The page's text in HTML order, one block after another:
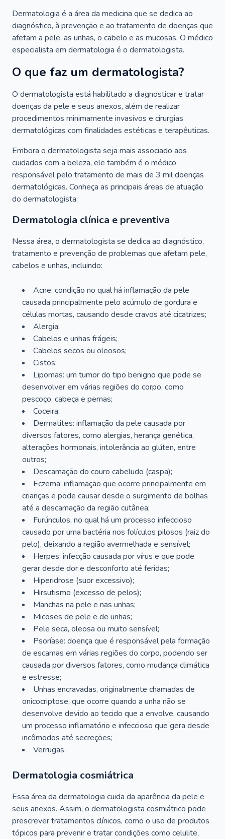
Dermatologia é a área da medicina que se dedica ao
diagnóstico, à prevenção e ao tratamento de doenças que
afetam a pele, as unhas, o cabelo e as mucosas. O médico
especialista em dermatologia é o dermatologista.
O que faz um dermatologista?
O dermatologista está habilitado a diagnosticar e tratar
doenças da pele e seus anexos, além de realizar
procedimentos minimamente invasivos e cirurgias
dermatológicas com finalidades estéticas e terapêuticas.
Embora o dermatologista seja mais associado aos
cuidados com a beleza, ele também é o médico
responsável pelo tratamento de mais de 3 mil doenças
dermatológicas. Conheça as principais áreas de atuação
do dermatologista:
Dermatologia clínica e preventiva
Nessa área, o dermatologista se dedica ao diagnóstico,
tratamento e prevenção de problemas que afetam pele,
cabelos e unhas, incluindo:
Acne: condição no qual há inflamação da pele
causada principalmente pelo acúmulo de gordura e
células mortas, causando desde cravos até cicatrizes;
Alergia;
Cabelos e unhas frágeis;
Cabelos secos ou oleosos;
Cistos;
Lipomas: um tumor do tipo benigno que pode se
desenvolver em várias regiões do corpo, como
pescoço, cabeça e pernas;
Coceira;
Dermatites: inflamação da pele causada por
diversos fatores, como alergias, herança genética,
alterações hormonais, intolerância ao glúten, entre
outros;
Descamação do couro cabeludo (caspa);
Eczema: inflamação que ocorre principalmente em
crianças e pode causar desde o surgimento de bolhas
até a descamação da região cutânea;
Furúnculos, no qual há um processo infeccioso
causado por uma bactéria nos folículos pilosos (raiz do
pelo), deixando a região avermelhada e sensível;
Herpes: infecção causada por vírus e que pode
gerar desde dor e desconforto até feridas;
Hiperidrose (suor excessivo);
Hirsutismo (excesso de pelos);
Manchas na pele e nas unhas;
Micoses de pele e de unhas;
Pele seca, oleosa ou muito sensível;
Psoríase: doença que é responsável pela formação
de escamas em várias regiões do corpo, podendo ser
causada por diversos fatores, como mudança climática
e estresse;
Unhas encravadas, originalmente chamadas de
onicocriptose, que ocorre quando a unha não se
desenvolve devido ao tecido que a envolve, causando
um processo inflamatório e infeccioso que gera desde
incômodos até secreções;
Verrugas.
Dermatologia cosmiátrica
Essa área da dermatologia cuida da aparência da pele e
seus anexos. Assim, o dermatologista cosmiátrico pode
prescrever tratamentos clínicos, como o uso de produtos
tópicos para prevenir e tratar condições como celulite,